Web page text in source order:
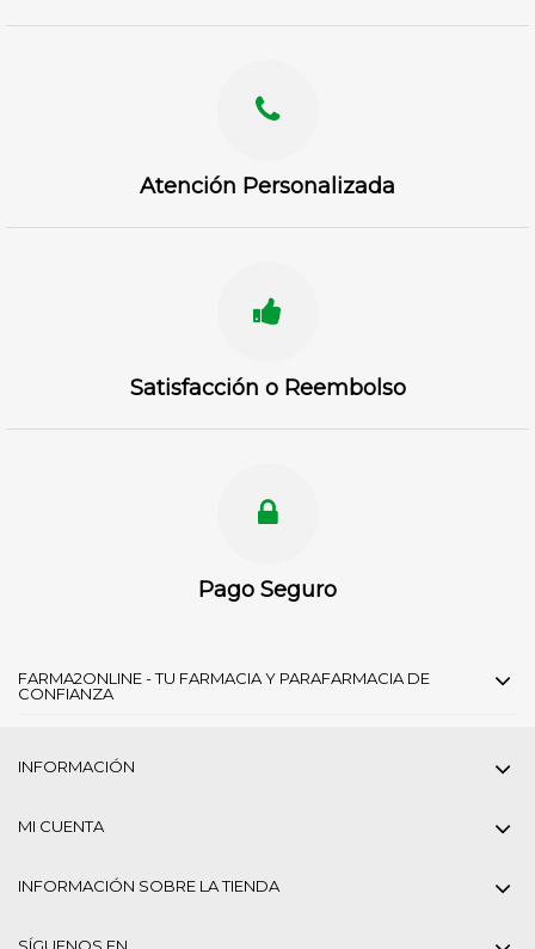
Atención Personalizada
Satisfacción o Reembolso
Pago Seguro
FARMA2ONLINE - TU FARMACIA Y PARAFARMACIA DE
CONFIANZA
INFORMACIÓN
MI CUENTA
INFORMACIÓN SOBRE LA TIENDA